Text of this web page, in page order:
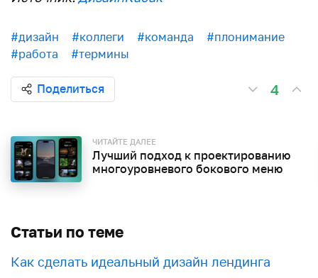
#дизайн #коллеги #команда
#плонимание
#работа
#термины
Поделиться 4
ЧИТАЙТЕ ДАЛЕЕ
Лучший подход к проектированию
многоуровневого бокового меню
Статьи по теме
Как сделать идеальный дизайн лендинга